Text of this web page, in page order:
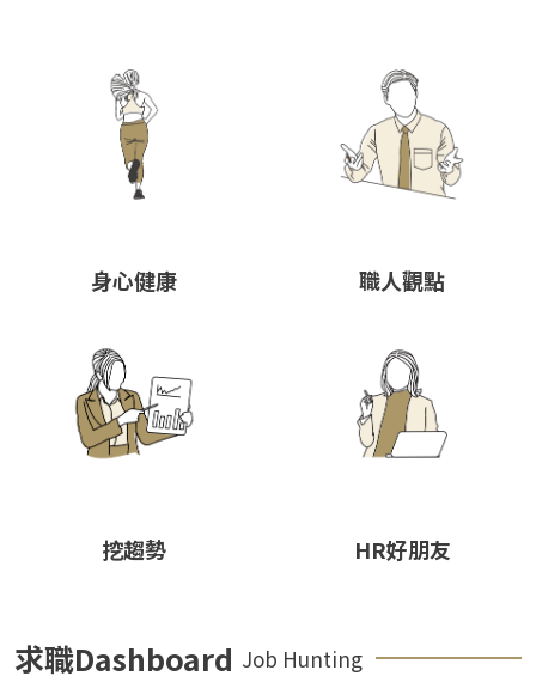
身心健康 職人觀點
挖趨勢 HR好朋友
求職Dashboard Job Hunting